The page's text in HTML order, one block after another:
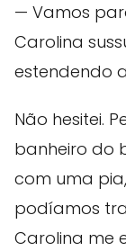
— Vamos
Carolina
estendendo
Não hesitei.
banheiro do
com uma
podíamos
Carolina me